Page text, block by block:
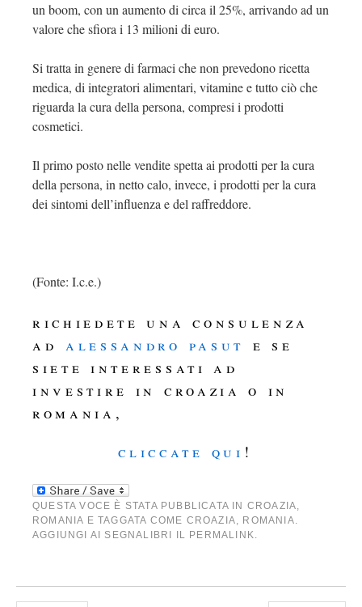
un boom, con un aumento di circa il 25%, arrivando ad un
valore che sfiora i 13 milioni di euro.
Si tratta in genere di farmaci che non prevedono ricetta
medica, di integratori alimentari, vitamine e tutto ciò che
riguarda la cura della persona, compresi i prodotti
cosmetici.
Il primo posto nelle vendite spetta ai prodotti per la cura
della persona, in netto calo, invece, i prodotti per la cura
dei sintomi dell’influenza e del raffreddore.
(Fonte: I.c.e.)
richiedete una consulenza
adalessandro pasut e se
siete interessati ad
investire in croazia o in
romania,
cliccate qui !
QUESTA VOCE È STATA PUBBLICATA IN CROAZIA,
ROMANIA E TAGGATA COME CROAZIA, ROMANIA.
AGGIUNGI AI SEGNALIBRI IL PERMALINK.